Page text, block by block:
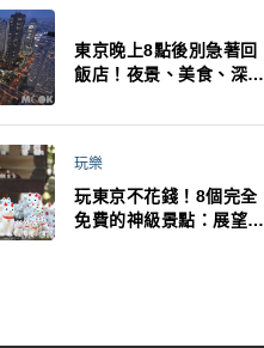
東京晚上8點後別急著回
飯店！夜景、美食、深夜
夜生活才正要開始
玩樂
玩東京不花錢！8個完全
免費的神級景點：展望台